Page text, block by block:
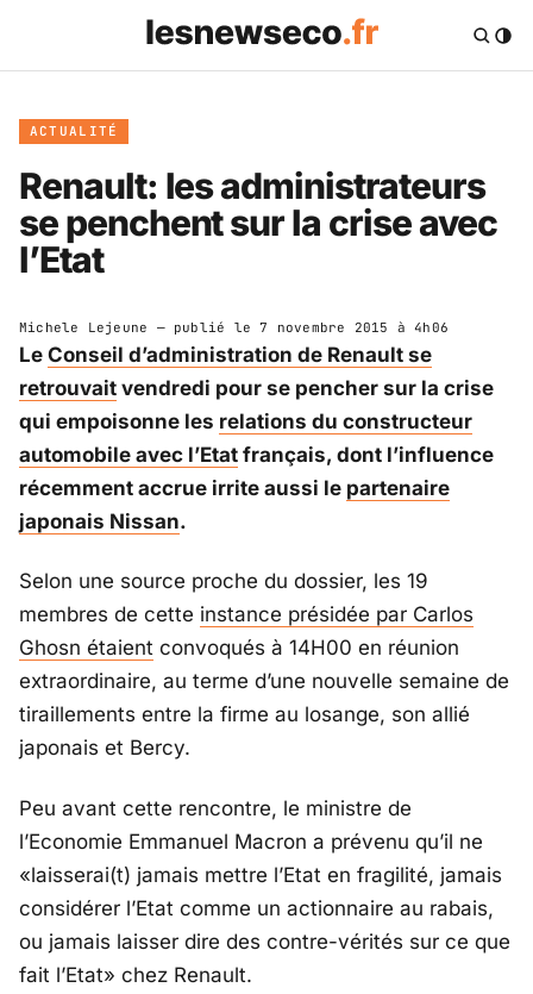
ACTUALITÉ
Renault: les administrateurs
se penchent sur la crise avec
l’Etat
Michele Lejeune — publié le7 novembre 2015 à 4h06
Le Conseil d’administration de Renault se
retrouvait vendredi pour se pencher sur la crise
qui empoisonne les relations du constructeur
automobile avec l’Etat français, dont l’influence
récemment accrue irrite aussi le partenaire
japonais Nissan.
Selon une source proche du dossier, les 19
membres de cette instance présidée par Carlos
Ghosn étaient convoqués à 14H00 en réunion
extraordinaire, au terme d’une nouvelle semaine de
tiraillements entre la firme au losange, son allié
japonais et Bercy.
Peu avant cette rencontre, le ministre de
l’Economie Emmanuel Macron a prévenu qu’il ne
«laisserai(t) jamais mettre l’Etat en fragilité, jamais
considérer l’Etat comme un actionnaire au rabais,
ou jamais laisser dire des contre-vérités sur ce que
fait l’Etat» chez Renault.